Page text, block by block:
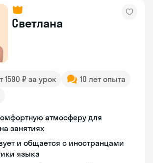
Светлана
1590 ₽ за урок
10 лет опыта
атмосферу для
занятиях
и общается с иностранцами
языка